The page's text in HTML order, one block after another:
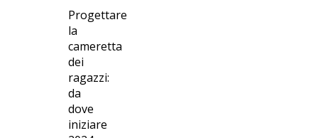
Progettare
la
cameretta
dei
ragazzi:
da
dove
iniziare